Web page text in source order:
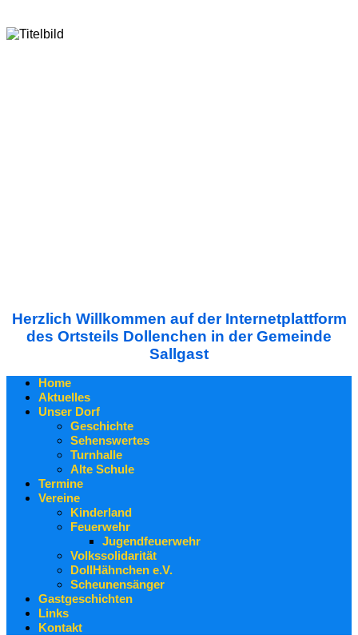
Herzlich Willkommen auf der Internetplattform
des Ortsteils Dollenchen in der Gemeinde
Sallgast
Home
Aktuelles
Unser Dorf
Geschichte
Sehenswertes
Turnhalle
Alte Schule
Termine
Vereine
Kinderland
Feuerwehr
Jugendfeuerwehr
Volkssolidarität
DollHähnchen e.V.
Scheunensänger
Gastgeschichten
Links
Kontakt